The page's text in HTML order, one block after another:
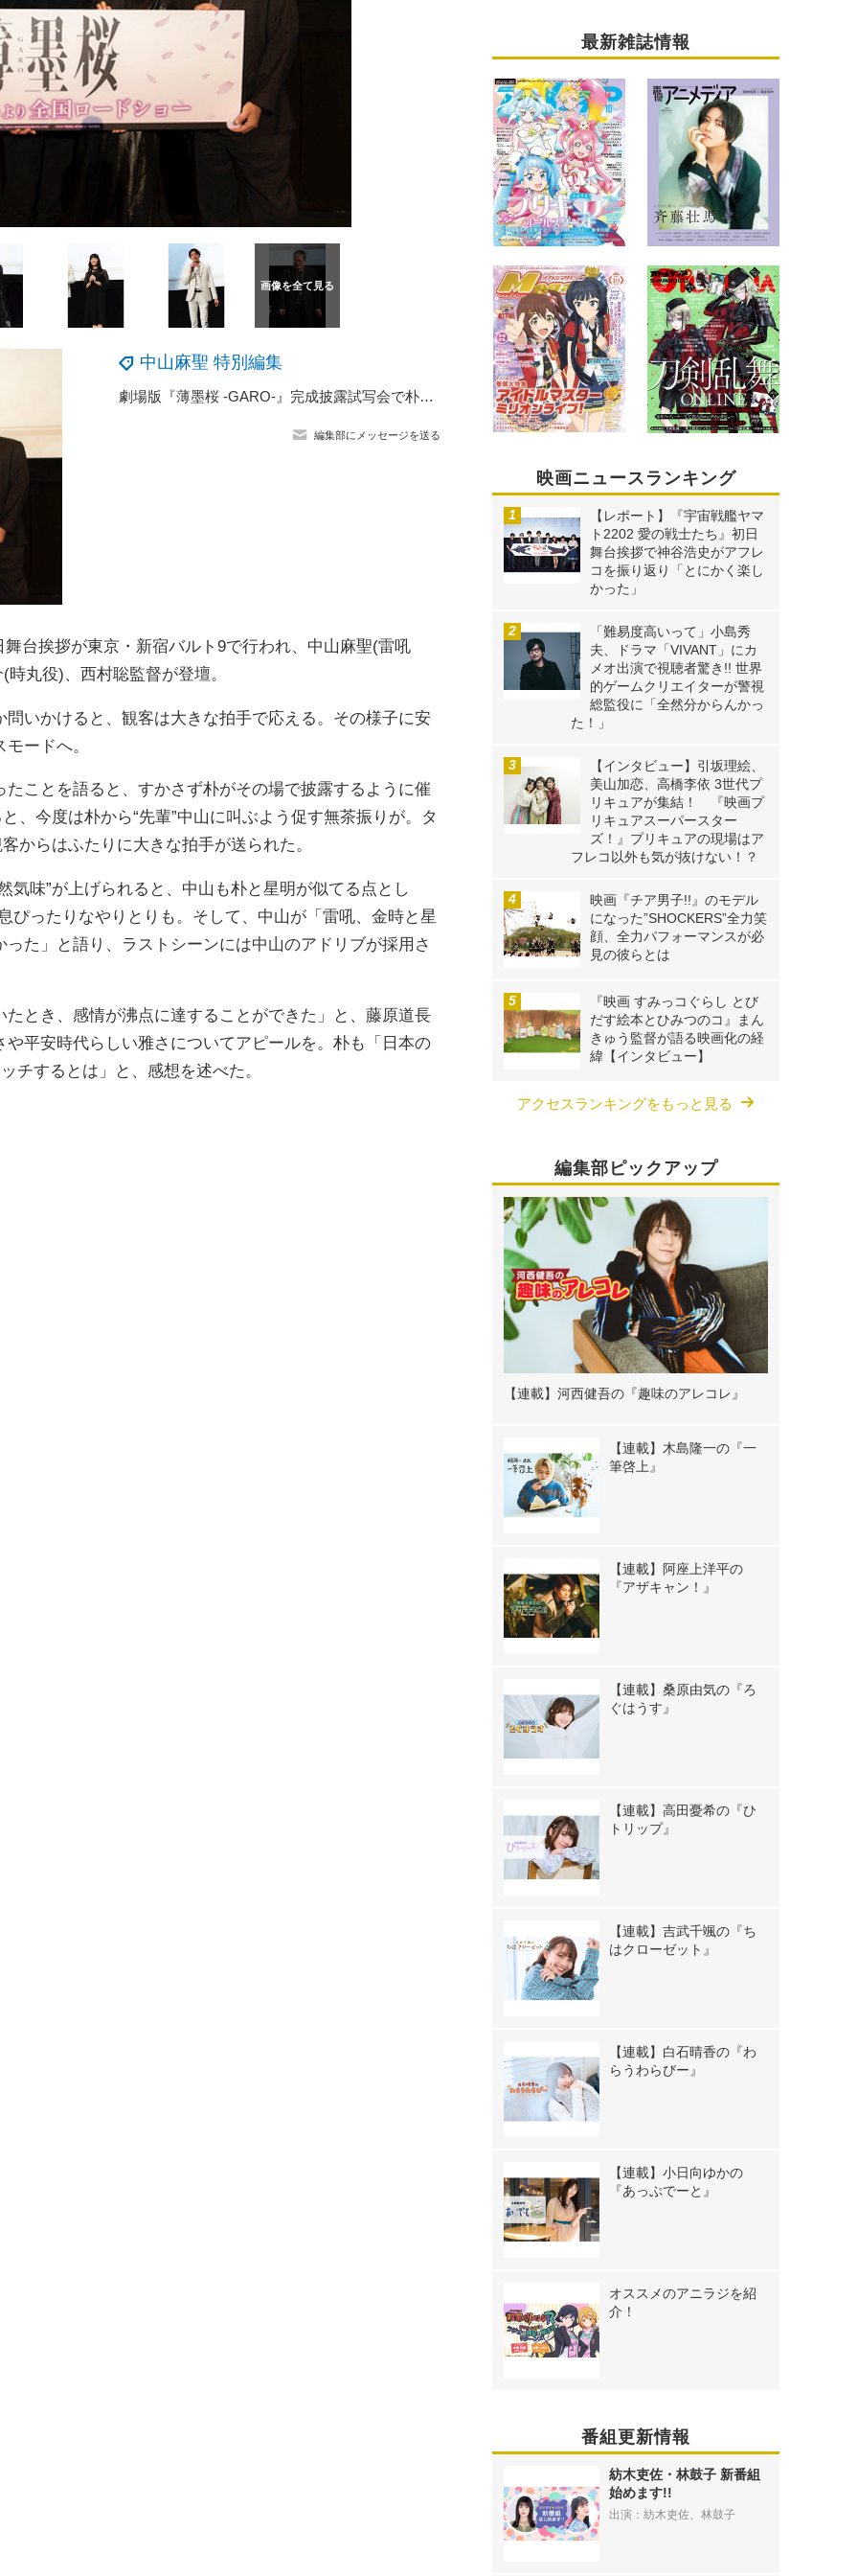
中山麻聖 特別編集
劇場版『薄墨桜 -GARO-』完成披露試写会で朴路美＆浪川大輔の掛け合いに中山麻聖もタジタジ レポート到着
編集部にメッセージを送る
台挨拶が東京・新宿バルト9で行われ、中山麻聖(雷吼
丸役)、西村聡監督が登壇。
いかけると、観客は大きな拍手で応える。その様子に安
ードへ。
ことを語ると、すかさず朴がその場で披露するように催
、今度は朴から“先輩”中山に叫ぶよう促す無茶振りが。タ
からはふたりに大きな拍手が送られた。
味”が上げられると、中山も朴と星明が似てる点とし
ぴったりなやりとりも。そして、中山が「雷吼、金時と星
た」と語り、ラストシーンには中山のアドリブが採用さ
とき、感情が沸点に達することができた」と、藤原道長
平安時代らしい雅さについてアピールを。朴も「日本の
チするとは」と、感想を述べた。
最新雑誌情報
映画ニュースランキング
【レポート】『宇宙戦艦ヤマ
ト2202 愛の戦士たち』初日
舞台挨拶で神谷浩史がアフレ
コを振り返り「とにかく楽し
かった」
「難易度高いって」小島秀
夫、ドラマ「VIVANT」にカ
メオ出演で視聴者驚き!! 世界
的ゲームクリエイターが警視
総監役に「全然分からんかっ
た！」
【インタビュー】引坂理絵、
美⼭加恋、⾼橋李依 3世代プ
リキュアが集結！ 『映画プ
リキュアスーパースター
ズ！』プリキュアの現場はア
フレコ以外も気が抜けない！？
映画『チア男子!!』のモデル
になった”SHOCKERS”全力笑
顔、全力パフォーマンスが必
見の彼らとは
『映画 すみっコぐらし とび
だす絵本とひみつのコ』まん
きゅう監督が語る映画化の経
緯【インタビュー】
アクセスランキングをもっと見る
編集部ピックアップ
【連載】河西健吾の『趣味のアレコレ』
【連載】木島隆一の『一
筆啓上』
【連載】阿座上洋平の
『アザキャン！』
【連載】桑原由気の『ろ
ぐはうす』
【連載】高田憂希の『ひ
トリップ』
【連載】吉武千颯の『ち
はクローゼット』
【連載】白石晴香の『わ
らうわらびー』
【連載】小日向ゆかの
『あっぷでーと』
オススメのアニラジを紹
介！
番組更新情報
紡木吏佐・林鼓子 新番組
始めます!!
出演：紡木吏佐、林鼓子